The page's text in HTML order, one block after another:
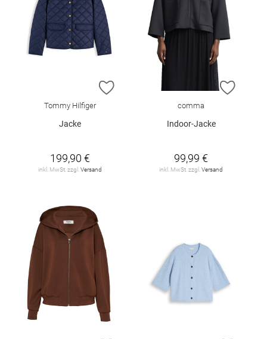
ZUR WUNSCHLISTE HINZUFÜGEN
Tommy Hilfiger
Jacke
199,90 €
inkl. MwSt. zzgl. Versand
ZUR
comma
Indoor-Jacke
99,99 €
inkl. MwSt. zzgl. Versand